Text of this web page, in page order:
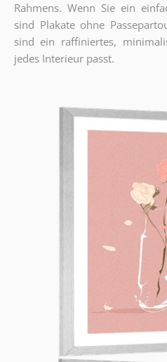
Rahmens. Wenn Sie ein
sind Plakate ohne
sind ein raffiniertes,
jedes Interieur passt.